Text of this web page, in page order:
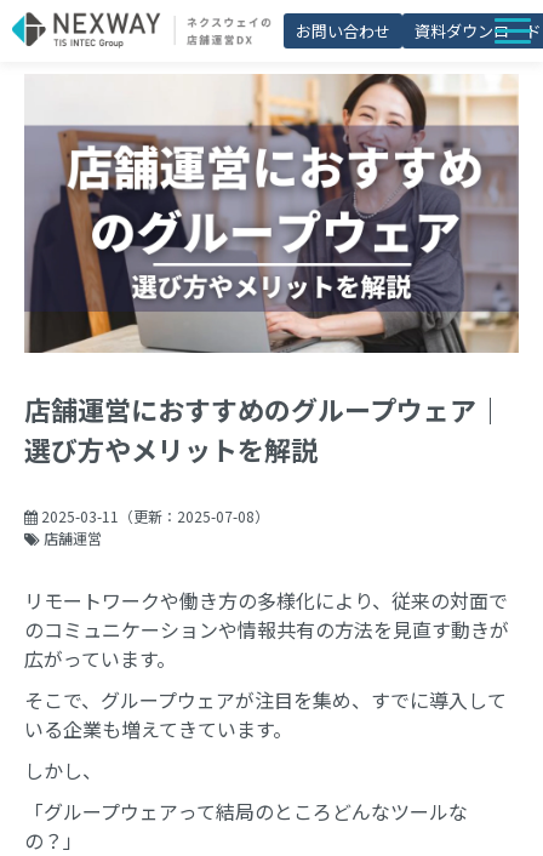
お問い合わせ 資料ダウンロード
店舗matic
導入事例
ブログ
セミナー
よくあるご質問
お役立ち資料一覧
店舗運営におすすめのグループウェア｜
選び方やメリットを解説
2025-03-11 （更新： 2025-07-08）
店舗運営
リモートワークや働き方の多様化により、従来の対面で
のコミュニケーションや情報共有の方法を見直す動きが
広がっています。
そこで、グループウェアが注目を集め、すでに導入して
いる企業も増えてきています。
しかし、
「グループウェアって結局のところどんなツールな
の？」